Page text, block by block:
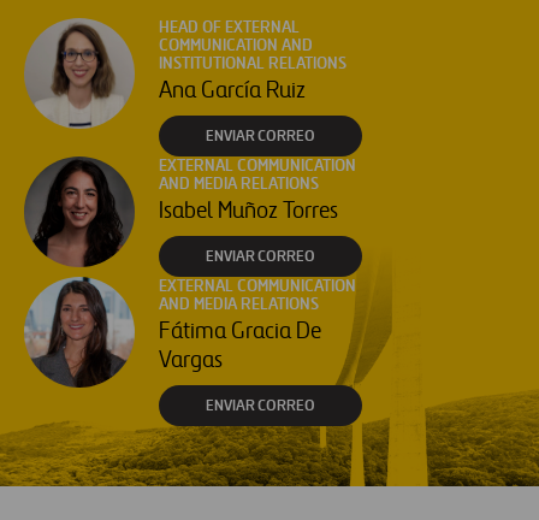
HEAD OF EXTERNAL
COMMUNICATION AND
INSTITUTIONAL RELATIONS
Ana García Ruiz
ENVIAR CORREO
EXTERNAL COMMUNICATION
AND MEDIA RELATIONS
Isabel Muñoz Torres
ENVIAR CORREO
EXTERNAL COMMUNICATION
AND MEDIA RELATIONS
Fátima Gracia De
Vargas
ENVIAR CORREO